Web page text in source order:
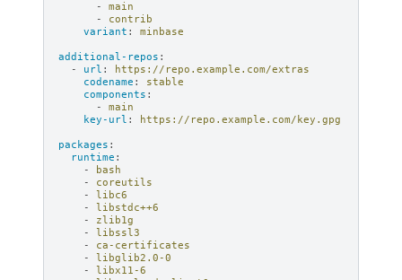
-
main
-
contrib
variant :
minbase
additional-repos :
-
url :
https://repo.example.com/extras
codename :
stable
components :
-
main
key-url :
https://repo.example.com/key.gpg
packages :
runtime :
-
bash
-
coreutils
-
libc6
-
libstdc++6
-
zlib1g
-
libssl3
-
ca-certificates
-
libglib2.0-0
-
libx11-6